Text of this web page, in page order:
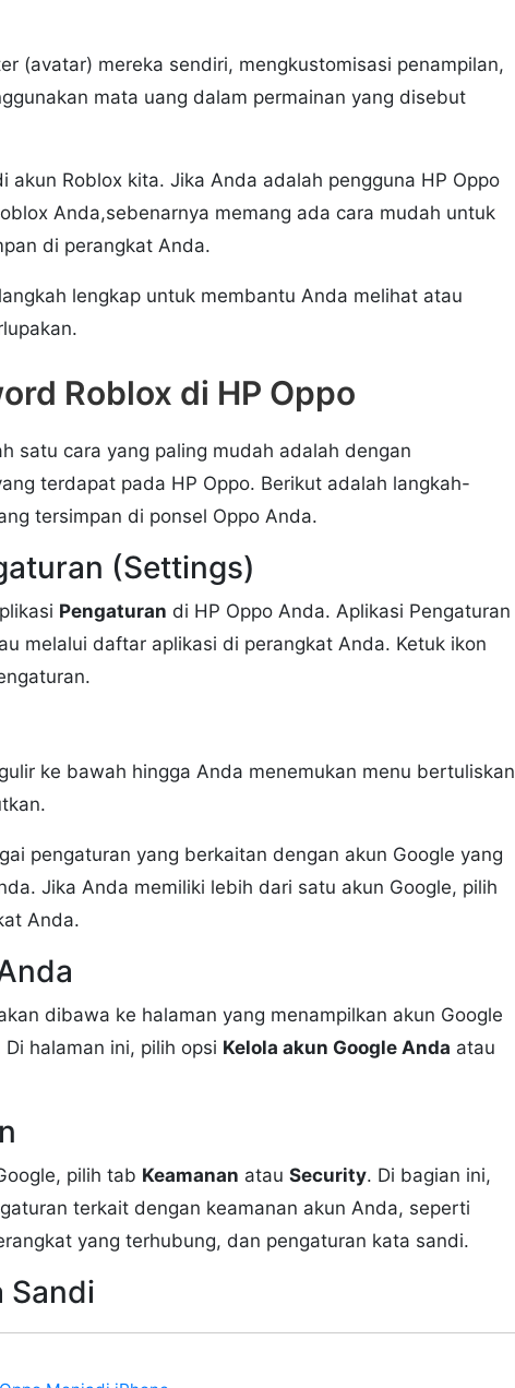
(avatar) mereka sendiri, mengkustomisasi penampilan,
mata uang dalam permainan yang disebut
akun Roblox kita. Jika Anda adalah pengguna HP Oppo
Anda,sebenarnya memang ada cara mudah untuk
di perangkat Anda.
lengkap untuk membantu Anda melihat atau
Roblox di HP Oppo
satu cara yang paling mudah adalah dengan
terdapat pada HP Oppo. Berikut adalah langkah-
tersimpan di ponsel Oppo Anda.
(Settings)
Pengaturan di HP Oppo Anda. Aplikasi Pengaturan
melalui daftar aplikasi di perangkat Anda. Ketuk ikon
ke bawah hingga Anda menemukan menu bertuliskan
pengaturan yang berkaitan dengan akun Google yang
Jika Anda memiliki lebih dari satu akun Google, pilih
Anda.
dibawa ke halaman yang menampilkan akun Google
halaman ini, pilih opsi Kelola akun Google Anda atau
pilih tab Keamanan atau Security. Di bagian ini,
terkait dengan keamanan akun Anda, seperti
yang terhubung, dan pengaturan kata sandi.
Sandi